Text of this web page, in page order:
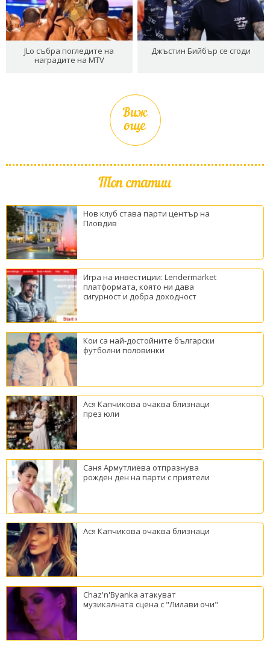
JLo събра погледите на
наградите на MTV
Джъстин Бийбър се сгоди
Виж
още
Топ статии
Нов клуб става парти център на
Пловдив
Игра на инвестиции: Lendermarket
платформата, която ни дава
сигурност и добра доходност
Кои са най-достойните български
футболни половинки
Ася Капчикова очаква близнаци
през юли
Саня Армутлиева отпразнува
рожден ден на парти с приятели
Ася Капчикова очаква близнаци
Chaz'n'Byanka атакуват
музикалната сцена с "Лилави очи"